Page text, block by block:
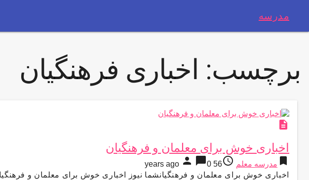
مدرسه
برچسب: اخباری فرهنگیان
description
اخباری خوش برای معلمان و فرهنگیان
bookmark مدرسه معلم access_time
56 years ago
person chat_bubble0
اخباری خوش برای معلمان و فرهنگیانشما نیوز اخباری خوش برای معلمان و